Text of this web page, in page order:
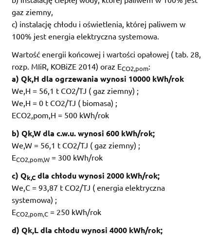
gaz ziemny,
c) instalację chłodu i oświetlenia, której paliwem w
100% jest energia elektryczna systemowa.
Wartość energii końcowej i wartości opałowej ( tab. 28,
rozp. MIiR, KOBiZE 2014) oraz ECO2,pom:
a) Qk,H dla ogrzewania wynosi 10000 kWh/rok
We,H = 56,1 t CO2/TJ ( gaz ziemny) ;
We,H = 0 t CO2/TJ ( biomasa) ;
ECO2,pom,H = 500 kWh/rok
b) Qk,W dla c.w.u. wynosi 600 kWh/rok;
We,W = 56,1 t CO2/TJ ( gaz ziemny) ;
ECO2,pom,W = 300 kWh/rok
c) Qk,C dla chłodu wynosi 2000 kWh/rok;
We,C = 93,87 t CO2/TJ ( energia elektryczna
systemowa) ;
ECO2,pom,C = 250 kWh/rok
d) Qk,L dla chłodu wynosi 4000 kWh/rok;